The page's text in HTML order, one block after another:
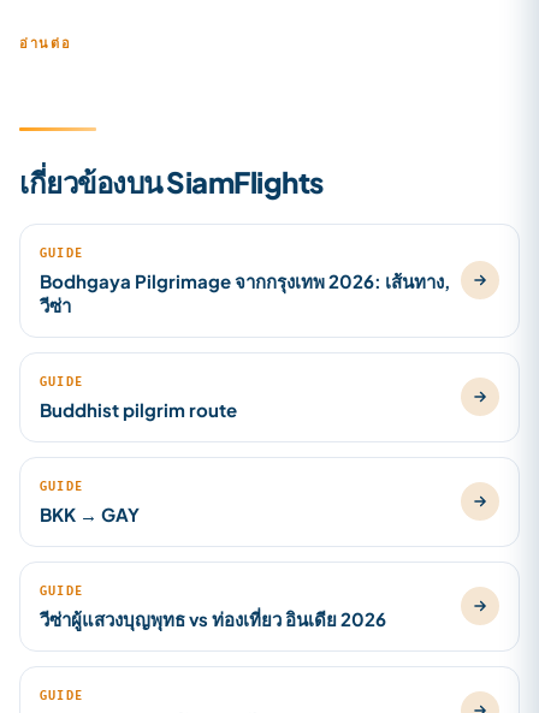
อ่านต่อ
เกี่ยวข้องบน SiamFlights
GUIDE
Bodhgaya Pilgrimage จากกรุงเทพ 2026: เส้นทาง,
วีซ่า
GUIDE
Buddhist pilgrim route
GUIDE
BKK → GAY
GUIDE
วีซ่าผู้แสวงบุญพุทธ vs ท่องเที่ยว อินเดีย 2026
GUIDE